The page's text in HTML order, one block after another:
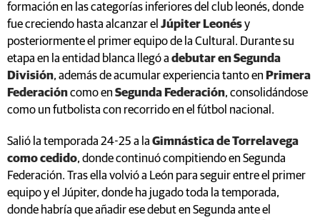
formación en las categorías inferiores del club leonés, donde
fue creciendo hasta alcanzar el Júpiter Leonésy
posteriormente el primer equipo de la Cultural. Durante su
etapa en la entidad blanca llegó a debutar en Segunda
División, además de acumular experiencia tanto en Primera
Federacióncomo en Segunda Federación, consolidándose
como un futbolista con recorrido en el fútbol nacional.
Salió la temporada 24-25 a la Gimnástica de Torrelavega
como cedido, donde continuó compitiendo en Segunda
Federación. Tras ella volvió a León para seguir entre el primer
equipo y el Júpiter, donde ha jugado toda la temporada,
donde habría que añadir ese debut en Segunda ante el